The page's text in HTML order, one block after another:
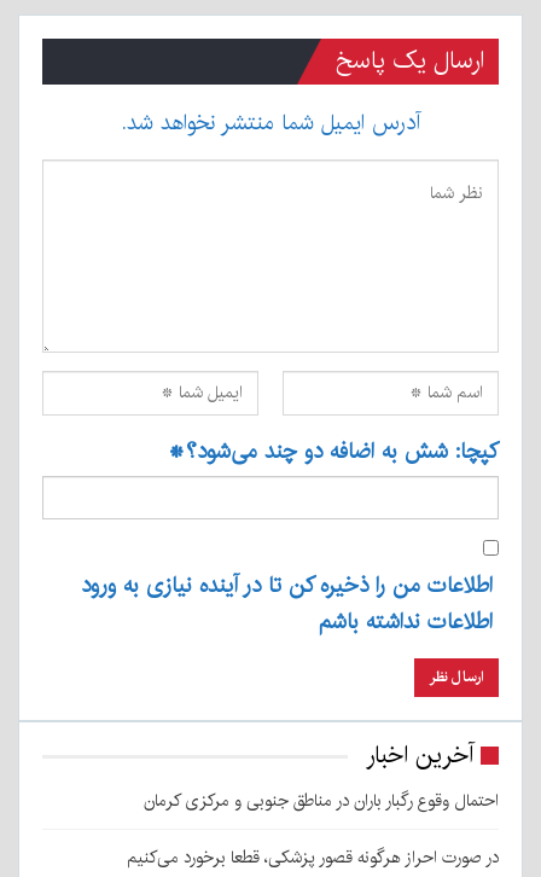
ارسال یک پاسخ
آدرس ایمیل شما منتشر نخواهد شد.
کپچا: شش به اضافه دو چند می‌شود؟*
اطلاعات من را ذخیره کن تا در آینده نیازی به ورود
اطلاعات نداشته باشم
آخرین اخبار
احتمال وقوع رگبار باران در مناطق جنوبی و مرکزی کرمان
در صورت احراز هرگونه قصور پزشکی، قطعا برخورد می‌کنیم